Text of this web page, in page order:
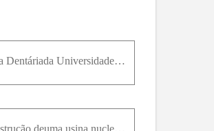
Uma suposição levantada por um membro do Departamento de Microbiologia da Escola de Medicina Dentáriada Universidade de Washington afirma que dois copos dechá verde ou oolong (chá chinês) por dia forn
Um estudo será realizado para estimar a proporção deresidentes em certa cidade que é a favor da construção deuma usina nuclear. Qual é o tamanho da amostra necessá­rio se desejamos estar pelo menos 95